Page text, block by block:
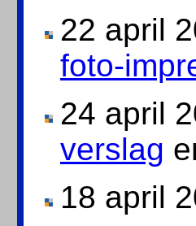
22 april
foto-
24 april
verslag
18 april